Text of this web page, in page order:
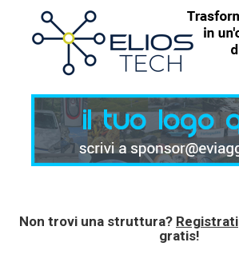
Non trovi una struttura? Registrati
gratis!